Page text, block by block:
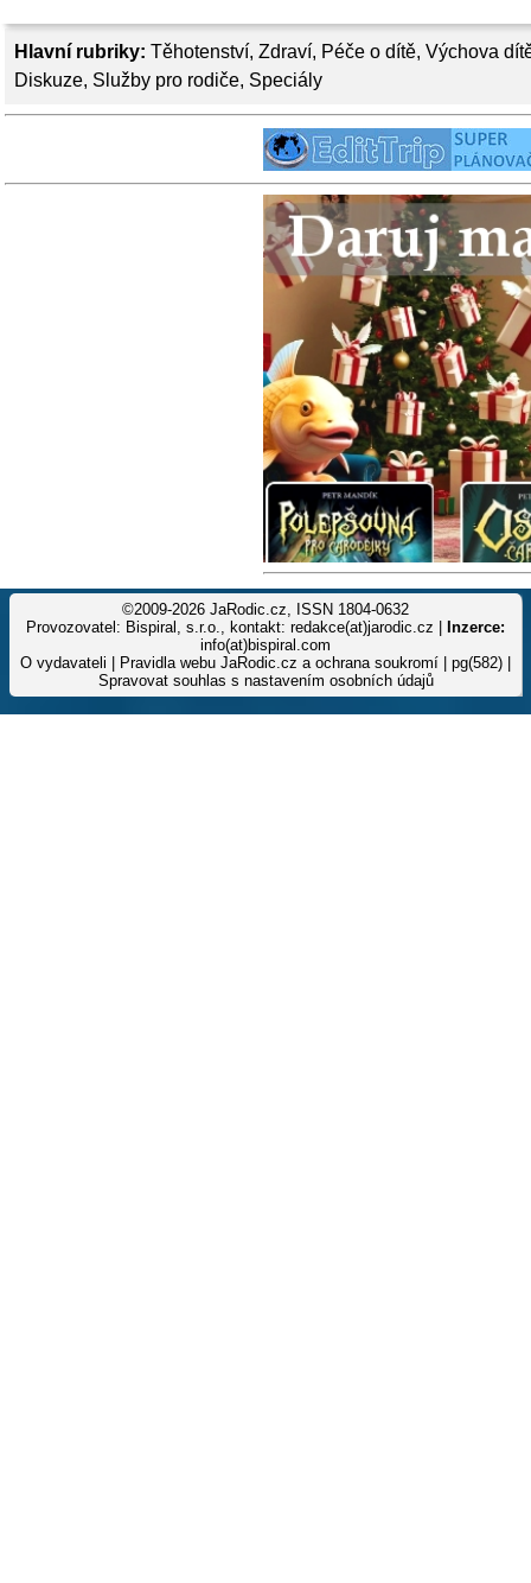
Hlavní rubriky: Těhotenství, Zdraví, Péče o dítě, Výchova
Diskuze, Služby pro rodiče, Speciály
©2009-2026 JaRodic.cz, ISSN 1804-0632
Provozovatel: Bispiral, s.r.o., kontakt: redakce(at)jarodic.cz |
Inzerce:
info(at)bispiral.com
O vydavateli
Pravidla webu JaRodic.cz a ochrana soukromí | pg(582) |
Spravovat souhlas s nastavením osobních údajů